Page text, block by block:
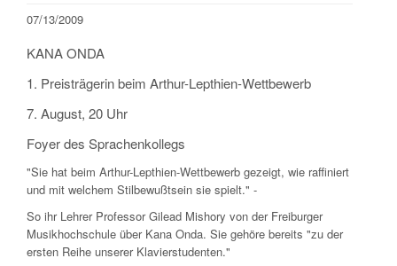
07/13/2009
KANA ONDA
1. Preisträgerin beim Arthur-Lepthien-Wettbewerb
7. August, 20 Uhr
Foyer des Sprachenkollegs
"Sie hat beim Arthur-Lepthien-Wettbewerb gezeigt, wie raffiniert
und mit welchem Stilbewußtsein sie spielt." -
So ihr Lehrer Professor Gilead Mishory von der Freiburger
Musikhochschule über Kana Onda. Sie gehöre bereits "zu der
ersten Reihe unserer Klavierstudenten."